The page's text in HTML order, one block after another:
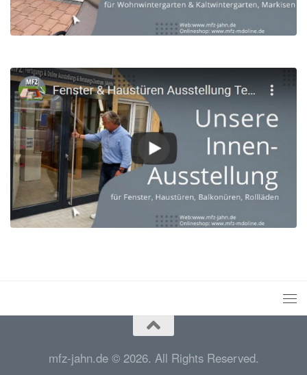
mfz-jahn.de © 2026. All Rights Reserved.